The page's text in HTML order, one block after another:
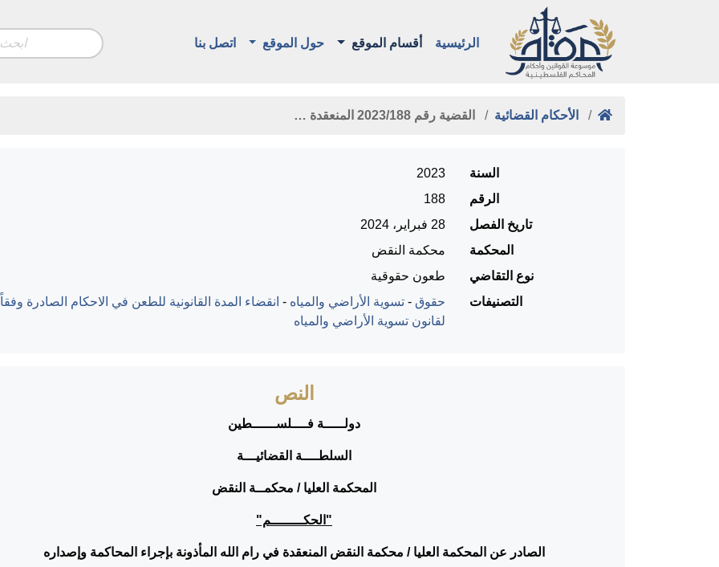
الرئيسية أقسام الموقع حول الموقع اتصل بنا
الأحكام القضائية القضية رقم ‎188‏/‎2023‏ المنعقدة …
السنة
2023
الرقم
188
تاريخ الفصل
28 فبراير، 2024
المحكمة
محكمة النقض
نوع التقاضي
طعون حقوقية
التصنيفات
حقوق - تسوية الأراضي والمياه - انقضاء المدة القانونية للطعن في الاحكام الصادرة وفقاً
لقانون تسوية الأراضي والمياه
النص
دولـــــة فــــلســــــطين
السلطــــة القضائيـــة
المحكمة العليا / محكمــة النقض
"الحكــــــــم"
الصادر عن المحكمة العليا / محكمة النقض المنعقدة في رام الله المأذونة بإجراء المحاكمة وإصداره